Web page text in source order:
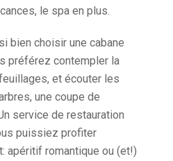
le spa en plus.
bien choisir une cabane
préférez contempler la
et écouter les
une coupe de
service de restauration
puissiez profiter
apéritif romantique ou (et!)